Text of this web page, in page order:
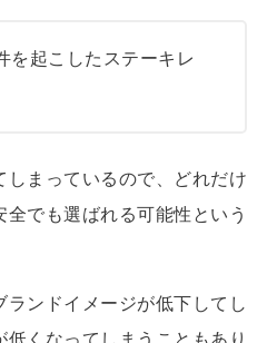
を起こしたステーキレ
しまっているので、どれだけ
でも選ばれる可能性という
ンドイメージが低下してし
低くなってしまうこともあり